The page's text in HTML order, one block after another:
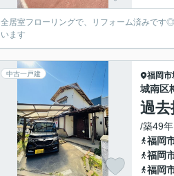
全居室フローリングで、リフォーム済みです
います
中古一戸建 福岡市
城南区
過
/築49
福岡
福岡
福岡